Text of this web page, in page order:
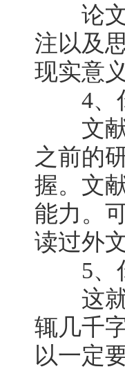
论文
注以及
现实意
4、你
文献
之前的
握。文
能力。
读过外
5、你
这就
辄几千
以一定